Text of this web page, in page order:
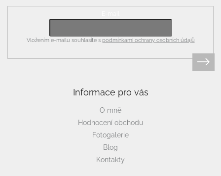
Vložením e-mailu souhlasíte s podmínkami ochrany osobních údajů
Informace pro vás
O mně
Hodnocení obchodu
Fotogalerie
Blog
Kontakty